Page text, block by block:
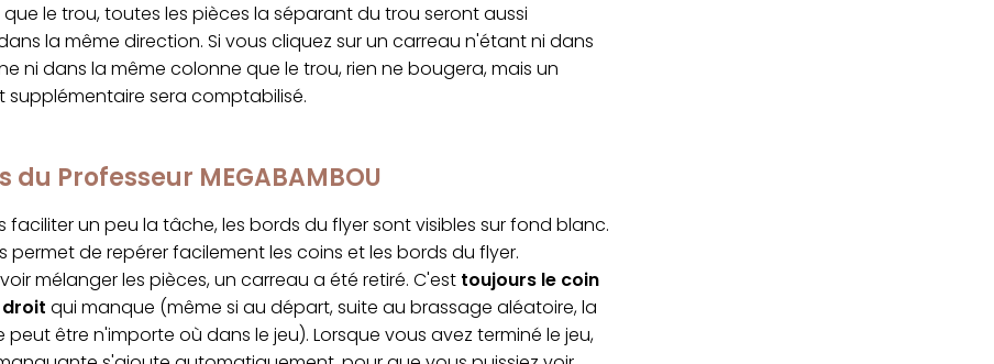
le trou, toutes les pièces la séparant du trou seront aussi
la même direction. Si vous cliquez sur un carreau n'étant ni dans
ni dans la même colonne que le trou, rien ne bougera, mais un
supplémentaire sera comptabilisé.
du Professeur MEGABAMBOU
faciliter un peu la tâche, les bords du flyer sont visibles sur fond blanc.
permet de repérer facilement les coins et les bords du flyer.
mélanger les pièces, un carreau a été retiré. C'est toujours le coin
qui manque (même si au départ, suite au brassage aléatoire, la
peut être n'importe où dans le jeu). Lorsque vous avez terminé le jeu,